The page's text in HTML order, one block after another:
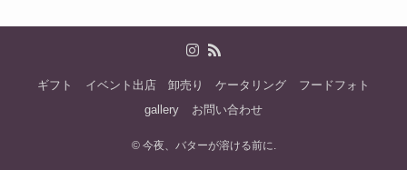
ギフト イベント出店 卸売り ケータリング
フードフォト
gallery
お問い合わせ
©今夜、バターが溶ける前に.